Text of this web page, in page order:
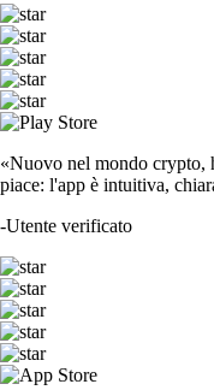
«Nuovo nel mondo crypto,
piace: l'app è intuitiva,
-Utente verificato